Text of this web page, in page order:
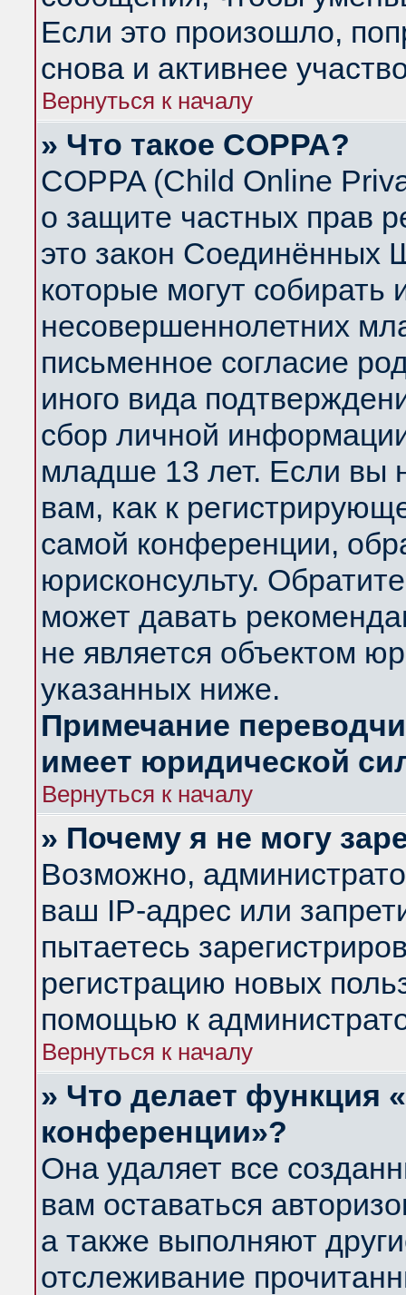
Если это произошло,
снова и активнее
Вернуться к началу
» Что такое COPPA?
COPPA (Child Online
о защите частных прав
это закон Соединённых
которые могут
несовершеннолетних
письменное согласие
иного вида
сбор личной
младше 13 лет. Если вы
вам, как к
самой конференции,
юрисконсульту.
может давать
не является объектом
указанных ниже.
Примечание
имеет юридической
Вернуться к началу
» Почему я не могу
Возможно,
ваш IP-адрес или
пытаетесь
регистрацию новых
помощью к
Вернуться к началу
» Что делает функция
конференции»?
Она удаляет все
вам оставаться
а также выполняют
отслеживание